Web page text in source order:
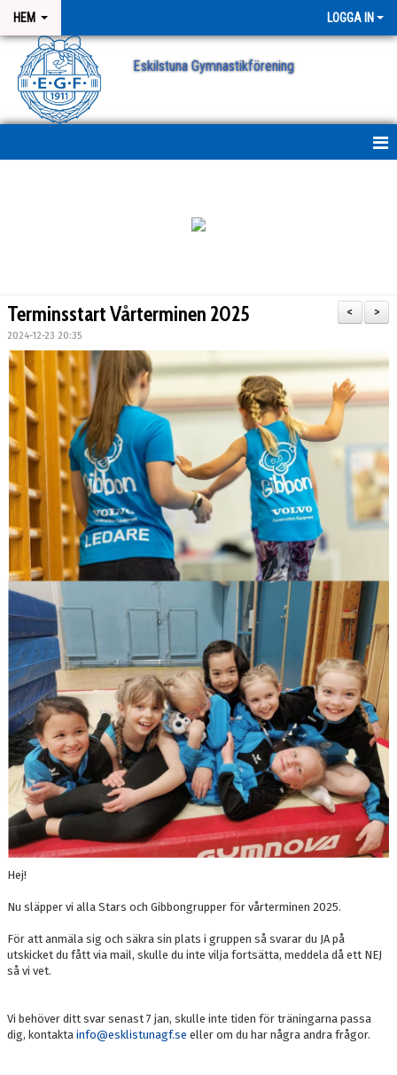
HEM LOGGA IN
Eskilstuna Gymnastikförening
>
<
Terminsstart Vårterminen 2025
2024-12-23 20:35
Hej!
Nu släpper vi alla Stars och Gibbongrupper för vårterminen 2025.
För att anmäla sig och säkra sin plats i gruppen så svarar du JA på
utskicket du fått via mail, skulle du inte vilja fortsätta, meddela då ett NEJ
så vi vet.
Vi behöver ditt svar senast 7 jan, skulle inte tiden för träningarna passa
dig, kontakta info@esklistunagf.se eller om du har några andra frågor.